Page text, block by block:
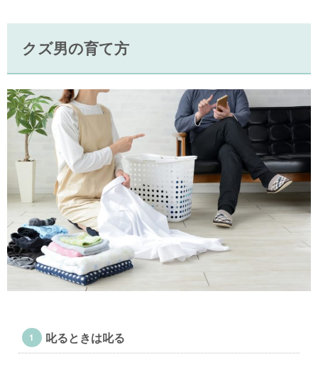
クズ男の育て方
叱るときは叱る